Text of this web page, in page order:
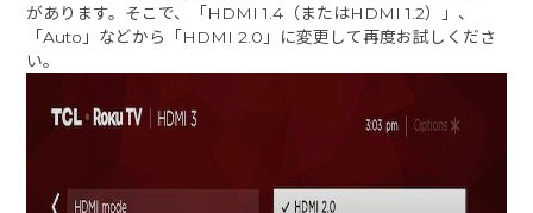
があります。そこで、「HDMI 1.4（またはHDMI 1.2）」、
「Auto」などから「HDMI 2.0」に変更して再度お試しくださ
い。